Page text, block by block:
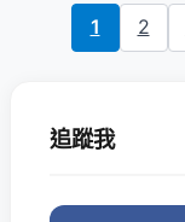
1 2
追蹤我